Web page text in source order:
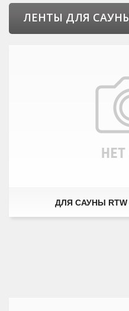
ЛЕНТЫ ДЛЯ
ДЛЯ САУНЫ RTW